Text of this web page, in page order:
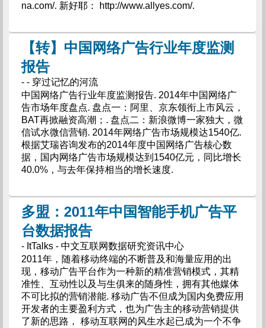
na.com/. 新好耶： http://www.allyes.com/.
【转】中国网络广告行业年度监测
报告
- - 穿过记忆的河流
中国网络广告行业年度监测报告. 2014年中国网络广
告市场年度盘点. 盘点一：阿里、京东领衔上市风云，
BAT再掀融资高潮；. 盘点二：新浪微博一家独大，微
信试水微信营销. 2014年网络广告市场规模达1540亿.
根据艾瑞咨询发布的2014年度中国网络广告核心数
据，国内网络广告市场规模达到1540亿元，同比增长
40.0%，与去年保持相当的增长速度.
多盟：2011年中国智能手机广告平
台数据报告
- ItTalks - 中文互联网数据研究资讯中心
2011年，随着移动终端的不断普及和海量应用的出
现，移动广告平台作为一种新的精准营销模式，其精
准性、互动性以及与生俱来的随身性，拥有其他媒体
不可比拟的营销潜能. 移动广告不但成为国内免费应用
开发者的主要盈利方式，也为广告主的移动营销提供
了新的思路， 移动互联网的风生水起已成为一个不争